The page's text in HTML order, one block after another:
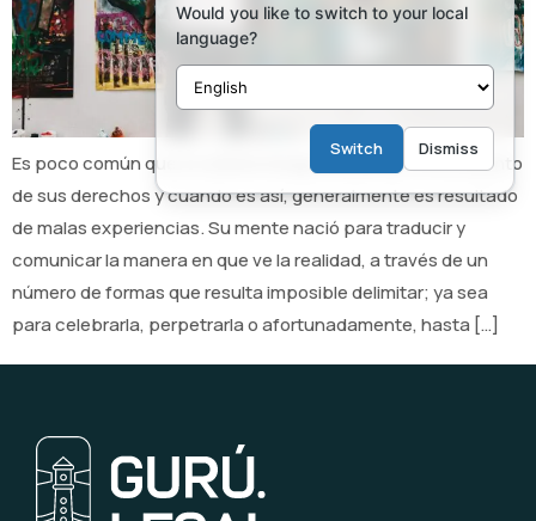
Es poco común que un artista tenga suficiente conocimiento
de sus derechos y cuando es así, generalmente es resultado
de malas experiencias. Su mente nació para traducir y
comunicar la manera en que ve la realidad, a través de un
número de formas que resulta imposible delimitar; ya sea
para celebrarla, perpetrarla o afortunadamente, hasta […]
Would you like to switch to your local
language?
Switch Dismiss